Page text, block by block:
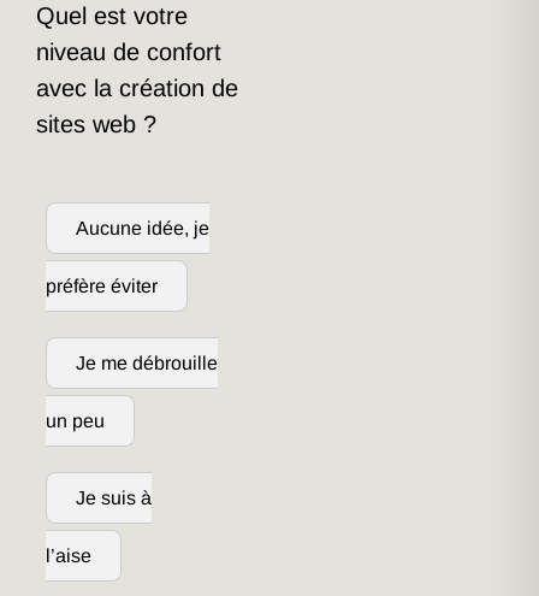
Quel est votre
niveau de confort
avec la création de
sites web ?
Aucune idée, je
préfère éviter
Je me débrouille
un peu
Je suis à
l’aise